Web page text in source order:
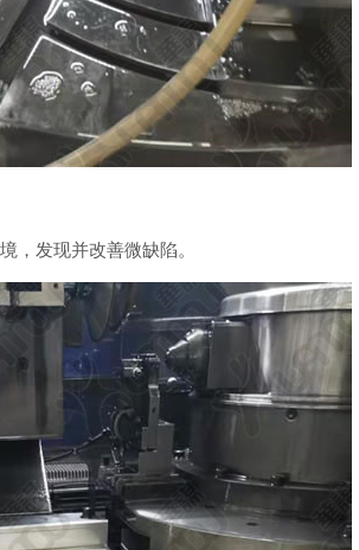
，发现并改善微缺陷。